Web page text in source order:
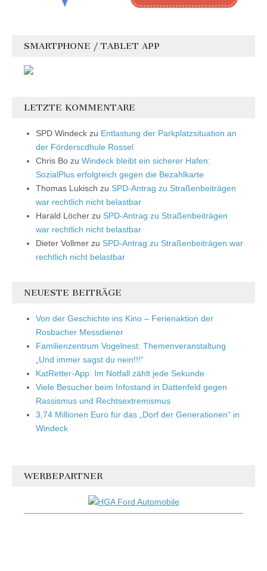
SMARTPHONE / TABLET APP
LETZTE KOMMENTARE
SPD Windeck zu Entlastung der Parkplatzsituation an
der Förderscdhule Rossel
Chris Bo zu Windeck bleibt ein sicherer Hafen:
SozialPlus erfolgreich gegen die Bezahlkarte
Thomas Lukisch zu SPD-Antrag zu Straßenbeiträgen
war rechtlich nicht belastbar
Harald Löcher zu SPD-Antrag zu Straßenbeiträgen
war rechtlich nicht belastbar
Dieter Vollmer zu SPD-Antrag zu Straßenbeiträgen war
rechtlich nicht belastbar
NEUESTE BEITRÄGE
Von der Geschichte ins Kino – Ferienaktion der
Rosbacher Messdiener
Familienzentrum Vogelnest: Themenveranstaltung
„Und immer sagst du nein!!!“
KatRetter-App: Im Notfall zählt jede Sekunde
Viele Besucher beim Infostand in Dattenfeld gegen
Rassismus und Rechtsextremismus
3,74 Millionen Euro für das „Dorf der Generationen“ in
Windeck
WERBEPARTNER